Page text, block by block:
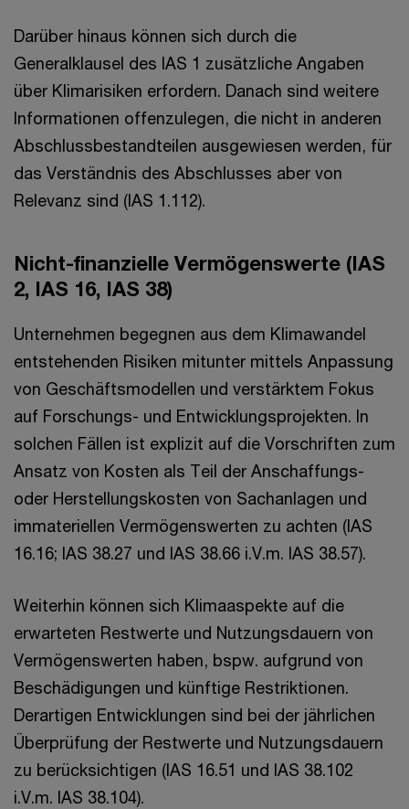
Darüber hinaus können sich durch die
Generalklausel des IAS 1 zusätzliche Angaben
über Klimarisiken erfordern. Danach sind weitere
Informationen offenzulegen, die nicht in anderen
Abschlussbestandteilen ausgewiesen werden, für
das Verständnis des Abschlusses aber von
Relevanz sind (IAS 1.112).
Nicht-finanzielle Vermögenswerte (IAS
2, IAS 16, IAS 38)
Unternehmen begegnen aus dem Klimawandel
entstehenden Risiken mitunter mittels Anpassung
von Geschäftsmodellen und verstärktem Fokus
auf Forschungs- und Entwicklungsprojekten. In
solchen Fällen ist explizit auf die Vorschriften zum
Ansatz von Kosten als Teil der Anschaffungs-
oder Herstellungskosten von Sachanlagen und
immateriellen Vermögenswerten zu achten (IAS
16.16; IAS 38.27 und IAS 38.66 i.V.m. IAS 38.57).
Weiterhin können sich Klimaaspekte auf die
erwarteten Restwerte und Nutzungsdauern von
Vermögenswerten haben, bspw. aufgrund von
Beschädigungen und künftige Restriktionen.
Derartigen Entwicklungen sind bei der jährlichen
Überprüfung der Restwerte und Nutzungsdauern
zu berücksichtigen (IAS 16.51 und IAS 38.102
i.V.m. IAS 38.104).